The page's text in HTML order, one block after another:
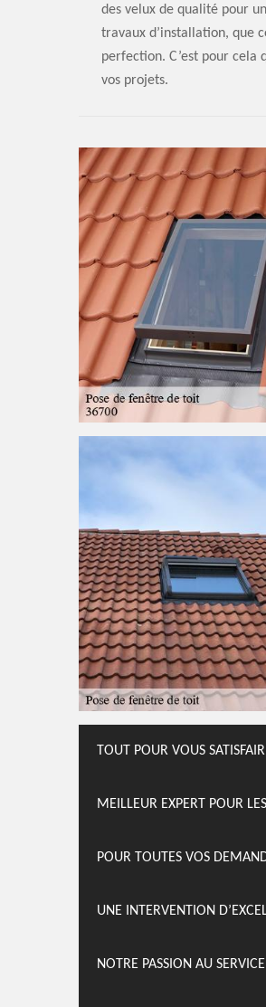
des velux de qualité pour
travaux d’installation, que
perfection. C’est pour cela
vos projets.
TOUT POUR VOUS
MEILLEUR EXPERT POUR
POUR TOUTES VOS
UNE INTERVENTION
NOTRE PASSION AU